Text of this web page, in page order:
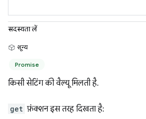
सदस्यता लें
शून्य
Promise
किसी सेटिंग की वैल्यू मिलती है.
get फ़ंक्शन इस तरह दिखता है: